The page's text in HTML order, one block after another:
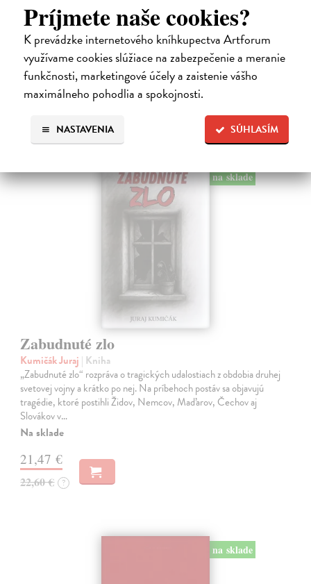
Príjmete naše cookies?
K prevádzke internetového kníhkupectva Artforum
využívame cookies slúžiace na zabezpečenie a meranie
funkčnosti, marketingové účely a zaistenie vášho
maximálneho pohodlia a spokojnosti.
SÚHLASÍM
NASTAVENIA
Wernerová Jana| Kniha
Tam, kde sa radosť zo slobodného pohybu a dobrodružstva prelína s
pocitom vyčlenenia. Tam, kde rastie starý gaštan a okolo neho sa krúti
život dievčatka, ktoré od svojej starej mamy dostalo meno Zelinka.…
Na sklade
16,90 € ?
na sklade
Zabudnuté zlo
Kumičák Juraj | Kniha
„Zabudnuté zlo“ rozpráva o tragických udalostiach z obdobia druhej
svetovej vojny a krátko po nej. Na príbehoch postáv sa objavujú
tragédie, ktoré postihli Židov, Nemcov, Maďarov, Čechov aj
Slovákov v…
Na sklade
21,47 €
22,60 € ?
na sklade